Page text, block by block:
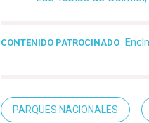
CONTENIDO PATROCINADO
PARQUES NACIONALES